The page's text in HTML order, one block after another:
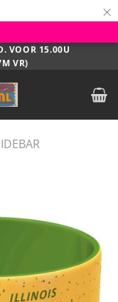
×
VOOR 15.00U
VR)